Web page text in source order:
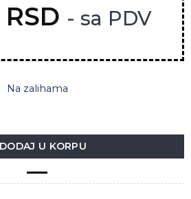
RSD - sa PDV
Na zalihama
količina
DODAJ U KORPU